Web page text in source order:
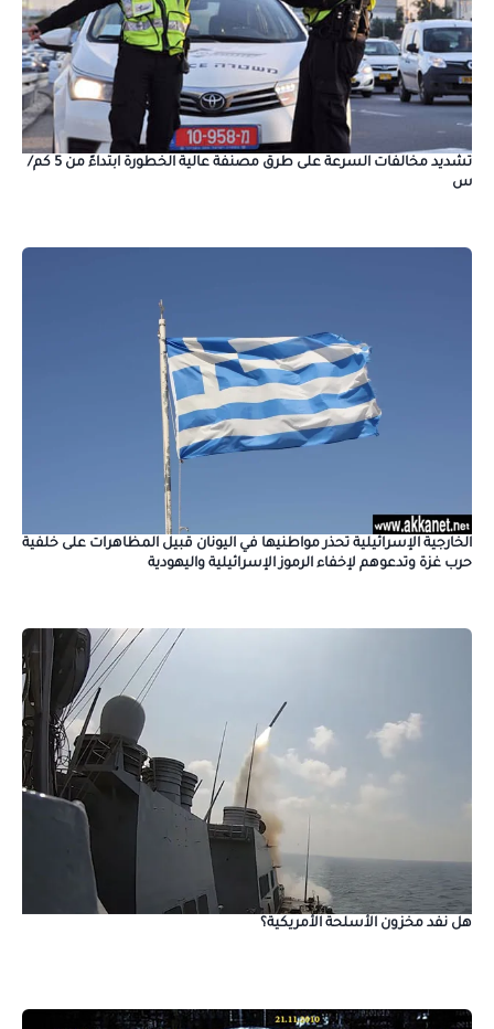
تشديد مخالفات السرعة على طرق مصنفة عالية الخطورة ابتداءً من 5 كم/
س
الخارجية الإسرائيلية تحذر مواطنيها في اليونان قبيل المظاهرات على خلفية
حرب غزة وتدعوهم لإخفاء الرموز الإسرائيلية واليهودية
هل نفد مخزون الأسلحة الأمريكية؟